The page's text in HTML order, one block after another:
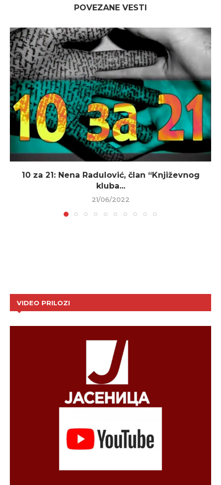
POVEZANE VESTI
10 za 21: Nena Radulović, član “Književnog
kluba...
21/06/2022
VIDEO PRILOZI